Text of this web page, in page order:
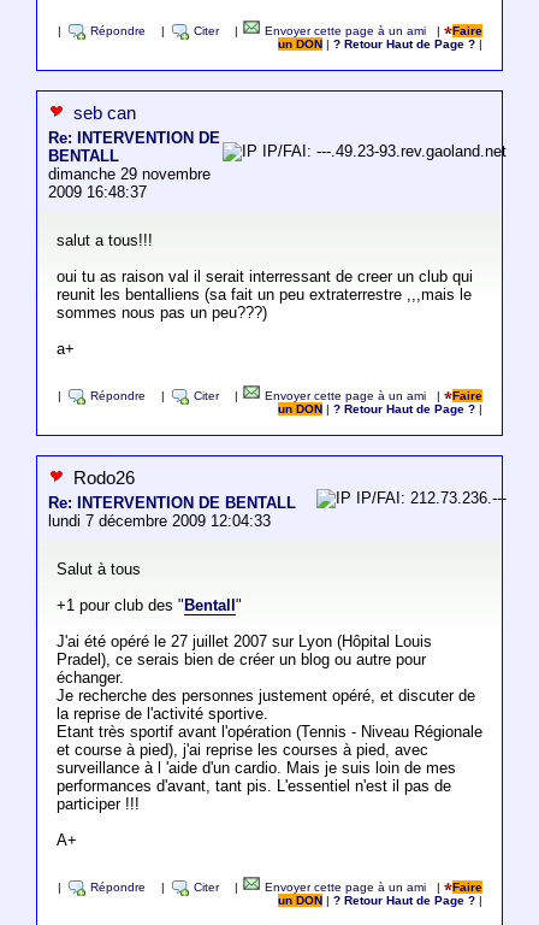
Répondre Citer Envoyer cette page à un ami |
Faire
un DON
|? Retour Haut de Page ?
seb can
Re: INTERVENTION DE
BENTALL
dimanche 29 novembre
2009 16:48:37
IP/FAI: ---.49.23-93.rev.gaoland.net
salut a tous!!!
oui tu as raison val il serait interressant de creer un club qui
reunit les bentalliens (sa fait un peu extraterrestre ,,,mais le
sommes nous pas un peu???)
a+
Répondre Citer Envoyer cette page à un ami |
Faire
un DON
|? Retour Haut de Page ?
Rodo26
Re: INTERVENTION DE BENTALL
lundi 7 décembre 2009 12:04:33
IP/FAI: 212.73.236.---
Salut à tous
+1 pour club des " Bentall "
J'ai été opéré le 27 juillet 2007 sur Lyon (Hôpital Louis
Pradel), ce serais bien de créer un blog ou autre pour
échanger.
Je recherche des personnes justement opéré, et discuter de
la reprise de l'activité sportive.
Etant très sportif avant l'opération (Tennis - Niveau Régionale
et course à pied), j'ai reprise les courses à pied, avec
surveillance à l 'aide d'un cardio. Mais je suis loin de mes
performances d'avant, tant pis. L'essentiel n'est il pas de
participer !!!
A+
Répondre Citer Envoyer cette page à un ami |
Faire
un DON
|? Retour Haut de Page ?